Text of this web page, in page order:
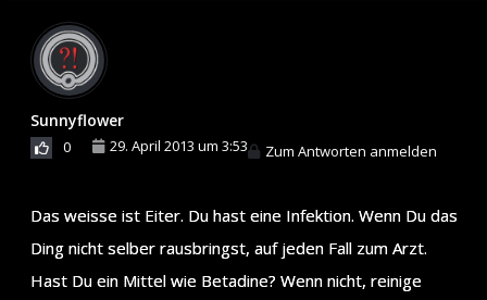
Sunnyflower
0 29. April 2013 um 3:53 Zum Antworten anmelden
Das weisse ist Eiter. Du hast eine Infektion. Wenn Du das
Ding nicht selber rausbringst, auf jeden Fall zum Arzt.
Hast Du ein Mittel wie Betadine? Wenn nicht, reinige